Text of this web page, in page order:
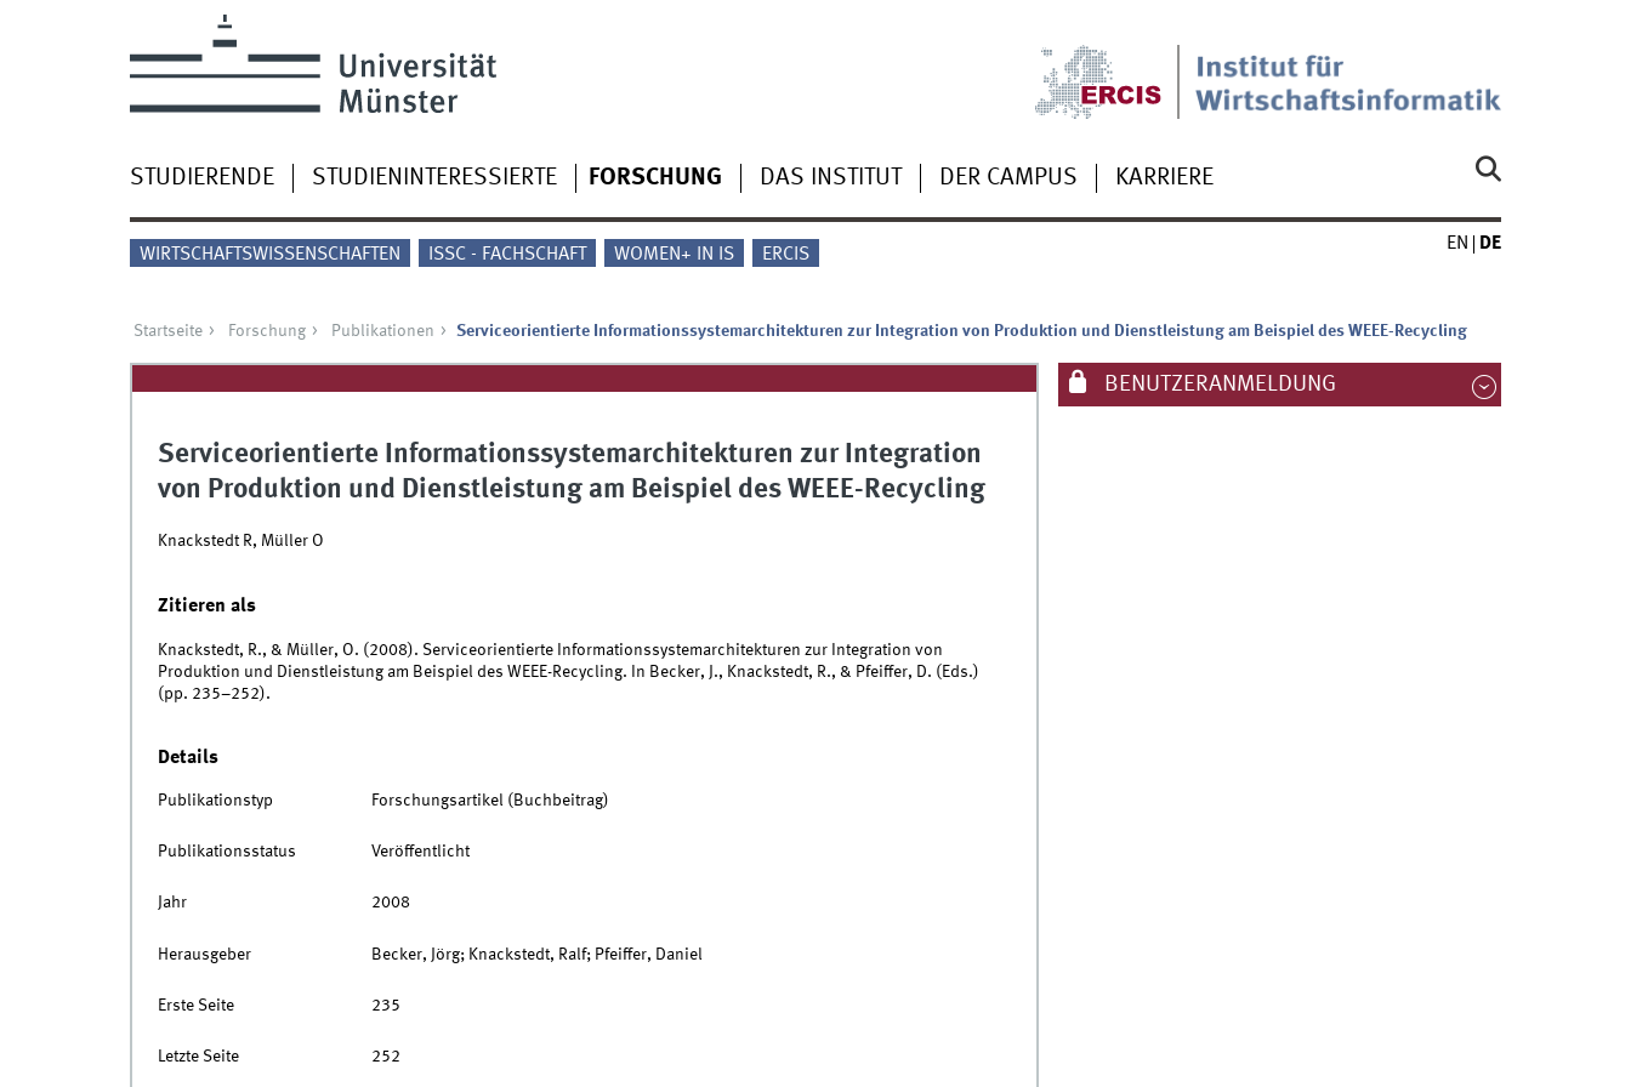
STUDIERENDE STUDIENINTERESSIERTE FORSCHUNG DAS INSTITUT DER CAMPUS KARRIERE
WIRTSCHAFTSWISSENSCHAFTEN ISSC - FACHSCHAFT WOMEN+ IN IS ERCIS
EN DE
Startseite Forschung Publikationen Serviceorientierte Informationssystemarchitekturen zur Integration von Produktion und Dienstleistung am Beispiel des WEEE-Recycling
Serviceorientierte Informationssystemarchitekturen zur Integration
von Produktion und Dienstleistung am Beispiel des WEEE-Recycling
Knackstedt R, Müller O
Zitieren als
Knackstedt, R., & Müller, O. (2008). Serviceorientierte Informationssystemarchitekturen zur Integration von
Produktion und Dienstleistung am Beispiel des WEEE-Recycling. In Becker, J., Knackstedt, R., & Pfeiffer, D. (Eds.)
(pp. 235–252).
Details
Publikationstyp Forschungsartikel (Buchbeitrag)
Publikationsstatus Veröffentlicht
Jahr 2008
Herausgeber Becker, Jörg; Knackstedt, Ralf; Pfeiffer, Daniel
Erste Seite 235
Letzte Seite 252
BENUTZERANMELDUNG